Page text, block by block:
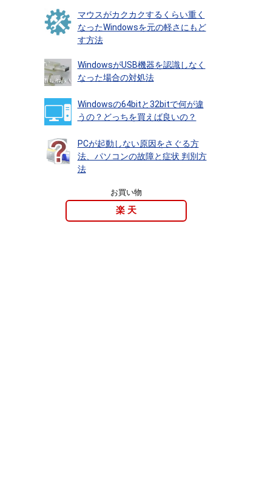
マウスがカクカクするくらい重く
なったWindowsを元の軽さにもど
す方法
WindowsがUSB機器を認識しなく
なった場合の対処法
Windowsの64bitと32bitで何が違
うの？どっちを買えば良いの？
PCが起動しない原因をさぐる方
法、パソコンの故障と症状 判別方
法
お買い物
楽 天